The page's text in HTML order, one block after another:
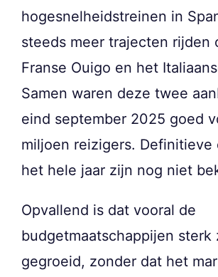
hogesnelheidstreinen in
steeds meer trajecten rijden
Franse Ouigo en het
Samen waren deze twee
eind september 2025 goed
miljoen reizigers. Definitieve
het hele jaar zijn nog niet
Opvallend is dat vooral de
budgetmaatschappijen sterk
gegroeid, zonder dat het